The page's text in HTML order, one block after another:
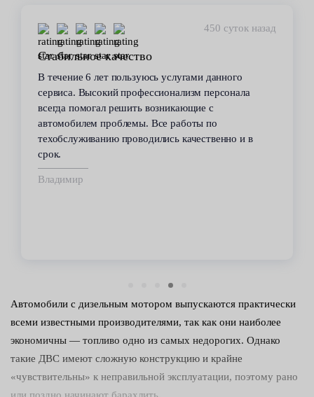
450 суток назад
Стабильное качество
В течение 6 лет пользуюсь услугами данного
сервиса. Высокий профессионализм персонала
всегда помогал решить возникающие с
автомобилем проблемы. Все работы по
техобслуживанию проводились качественно и в
срок.
Владимир
Автомобили с дизельным мотором выпускаются практически
всеми известными производителями, так как они наиболее
экономичны — топливо одно из самых недорогих. Однако
такие ДВС имеют сложную конструкцию и крайне
«чувствительны» к неправильной эксплуатации, поэтому рано